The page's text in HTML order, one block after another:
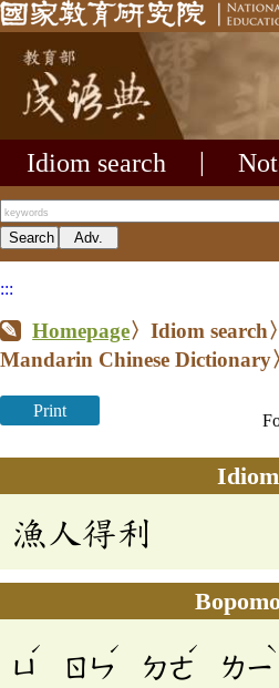
Idiom search
:::
Homepage〉Idiom search
Mandarin Chinese Dictionary
Print
Idiom
漁人得利
ㄩ
ˊ
ㄖㄣ
ˊ
ㄉㄜ
ˊ
ㄌㄧ
ˋ